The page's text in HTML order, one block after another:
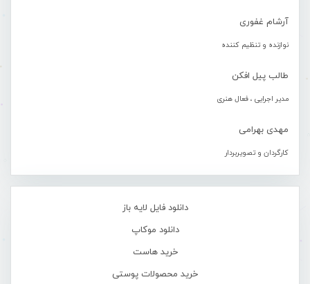
آرشام غفوری
نوازنده و تنظیم کننده
طالب پیل افکن
مدیر اجرایی ، فعال هنری
مهدی بهرامی
کارگردان و تصویربردار
دانلود فایل لایه باز
دانلود موکاپ
خرید هاست
خرید محصولات پوستی